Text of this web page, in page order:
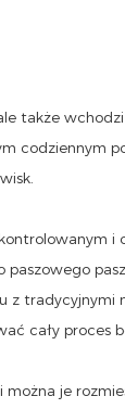
także
codziennym
z
cały proces
można je